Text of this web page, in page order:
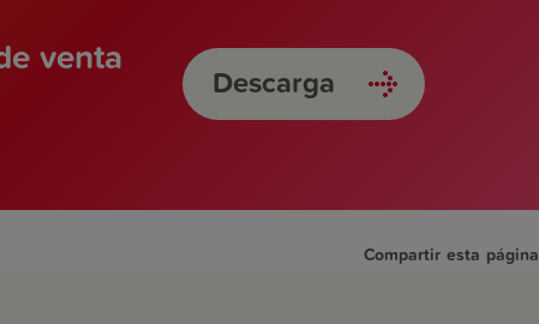
venta
Descarga
Compartir esta página